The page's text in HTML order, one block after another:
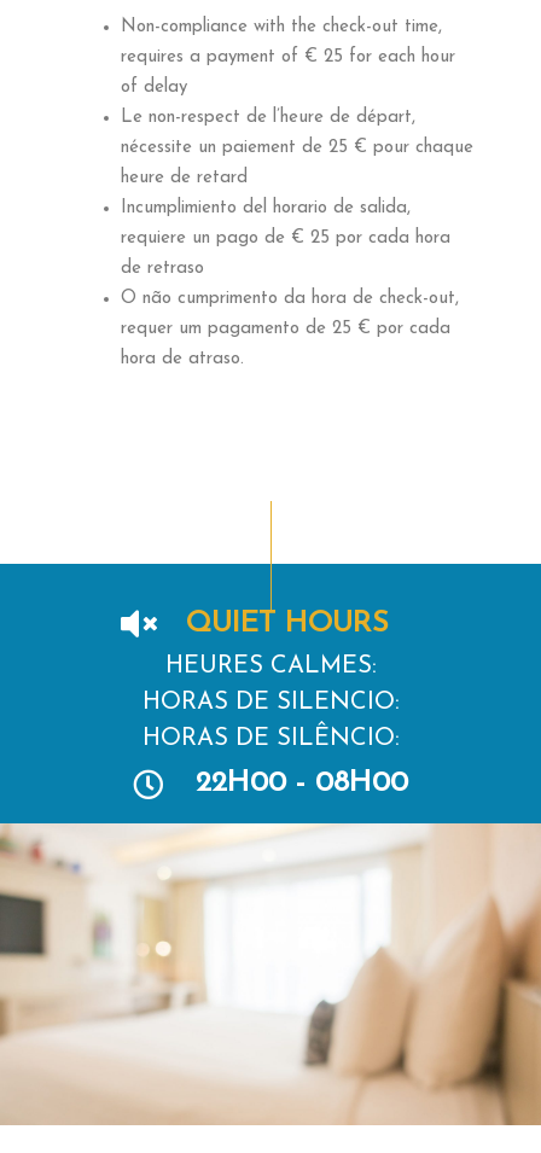
Non-compliance with the check-out time,
requires a payment of € 25 for each hour
of delay
Le non-respect de l’heure de départ,
nécessite un paiement de 25 € pour chaque
heure de retard
Incumplimiento del horario de salida,
requiere un pago de € 25 por cada hora
de retraso
O não cumprimento da hora de check-out,
requer um pagamento de 25 € por cada
hora de atraso.
QUIET HOURS
HEURES CALMES:
HORAS DE SILENCIO:
HORAS DE SILÊNCIO:
22H00 - 08H00